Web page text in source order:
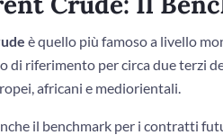
è quello più famoso a livello
di riferimento per circa due terzi
africani e mediorientali.
il benchmark per i contratti